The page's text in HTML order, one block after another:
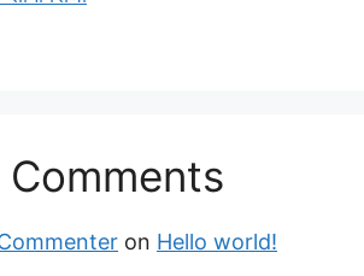
Comments
on Hello world!